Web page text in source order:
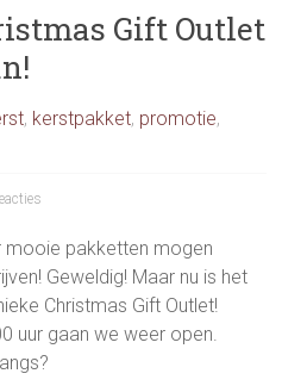
Gift Outlet
, kerstpakket, promotie,
mooie pakketten mogen
Geweldig! Maar nu is het
Christmas Gift Outlet!
uur gaan we weer open.